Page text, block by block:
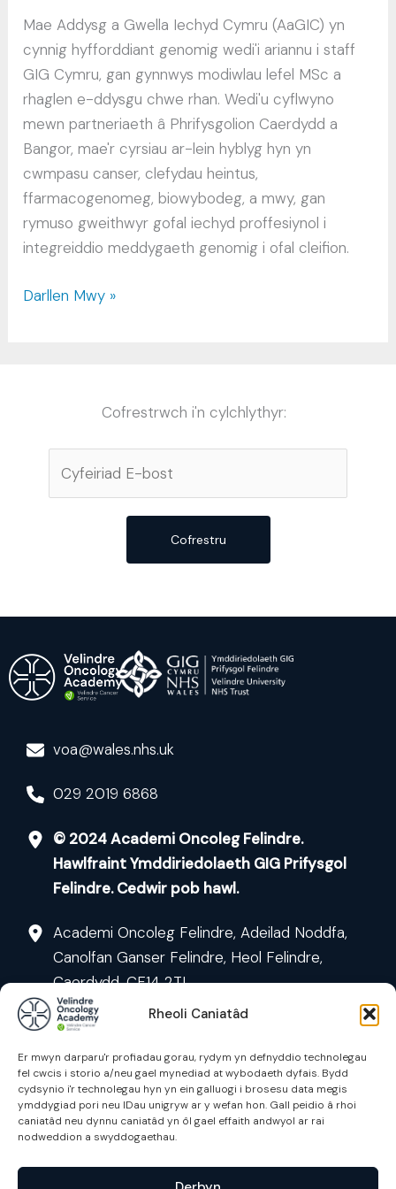
Rheoli Caniatâd
Er mwyn darparu'r profiadau gorau, rydym yn defnyddio technolegau
fel cwcis i storio a/neu gael mynediad at wybodaeth dyfais. Bydd
cydsynio i'r technolegau hyn yn ein galluogi i brosesu data megis
ymddygiad pori neu IDau unigryw ar y wefan hon. Gall peidio â rhoi
caniatâd neu dynnu caniatâd yn ôl gael effaith andwyol ar rai
nodweddion a swyddogaethau.
Mae Addysg a Gwella Iechyd Cymru (AaGIC) yn
cynnig hyfforddiant genomig wedi'i ariannu i staff
GIG Cymru, gan gynnwys modiwlau lefel MSc a
rhaglen e-ddysgu chwe rhan. Wedi'u cyflwyno
mewn partneriaeth â Phrifysgolion Caerdydd a
Bangor, mae'r cyrsiau ar-lein hyblyg hyn yn
cwmpasu canser, clefydau heintus,
ffarmacogenomeg, biowybodeg, a mwy, gan
rymuso gweithwyr gofal iechyd proffesiynol i
integreiddio meddygaeth genomig i ofal cleifion.
Hyfforddiant
Darllen Mwy »
Cofrestrwch i'n cylchlythyr:
Cofrestru
voa@wales.nhs.uk
029 2019 6868
© 2024 Academi Oncoleg Felindre.
Hawlfraint Ymddiriedolaeth GIG Prifysgol
Felindre. Cedwir pob hawl.
Academi Oncoleg Felindre, Adeilad Noddfa,
Canolfan Ganser Felindre, Heol Felindre,
Caerdydd, CF14 2TL
Cyrsiau
Cysylltu